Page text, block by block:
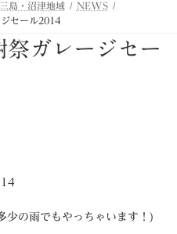
島・沼津地域
NEWS
セール2014
祭ガレージセー
の雨でもやっちゃいます！)